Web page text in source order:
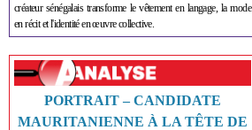
créateur sénégalais transforme le vêtement en langage, la mode
en récit et l'identité en œuvre collective.
PORTRAIT – CANDIDATE
MAURITANIENNE À LA TÊTE DE